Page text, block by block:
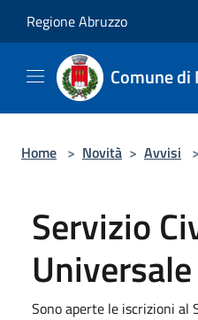
Regione Abruzzo
Comune
Home > Novità > Avvisi >
Servizio
Universale
Sono aperte le iscrizioni al